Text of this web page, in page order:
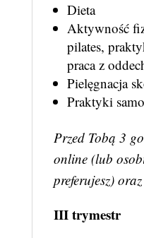
Dieta
Aktywność
pilates,
praca z
Pielęgnacja
Praktyki
Przed Tobą 3
online (lub
preferujesz)
III trymestr